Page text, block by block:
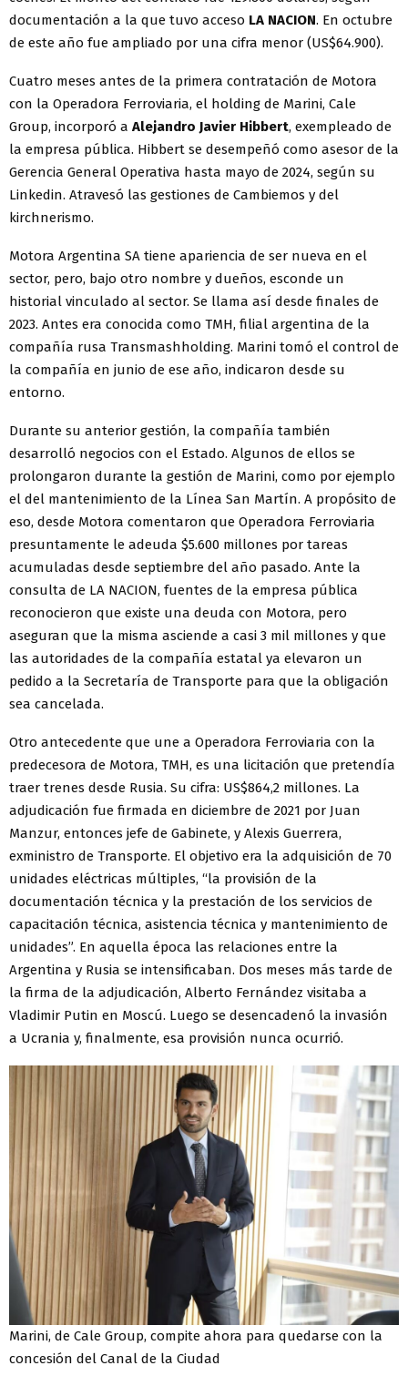
documentación a la que tuvo acceso LA NACION. En octubre
de este año fue ampliado por una cifra menor (US$64.900).
Cuatro meses antes de la primera contratación de Motora
con la Operadora Ferroviaria, el holding de Marini, Cale
Group, incorporó a Alejandro Javier Hibbert, exempleado de
la empresa pública. Hibbert se desempeñó como asesor de la
Gerencia General Operativa hasta mayo de 2024, según su
Linkedin. Atravesó las gestiones de Cambiemos y del
kirchnerismo.
Motora Argentina SA tiene apariencia de ser nueva en el
sector, pero, bajo otro nombre y dueños, esconde un
historial vinculado al sector. Se llama así desde finales de
2023. Antes era conocida como TMH, filial argentina de la
compañía rusa Transmashholding. Marini tomó el control de
la compañía en junio de ese año, indicaron desde su
entorno.
Durante su anterior gestión, la compañía también
desarrolló negocios con el Estado. Algunos de ellos se
prolongaron durante la gestión de Marini, como por ejemplo
el del mantenimiento de la Línea San Martín. A propósito de
eso, desde Motora comentaron que Operadora Ferroviaria
presuntamente le adeuda $5.600 millones por tareas
acumuladas desde septiembre del año pasado. Ante la
consulta de LA NACION, fuentes de la empresa pública
reconocieron que existe una deuda con Motora, pero
aseguran que la misma asciende a casi 3 mil millones y que
las autoridades de la compañía estatal ya elevaron un
pedido a la Secretaría de Transporte para que la obligación
sea cancelada.
Otro antecedente que une a Operadora Ferroviaria con la
predecesora de Motora, TMH, es una licitación que pretendía
traer trenes desde Rusia. Su cifra: US$864,2 millones. La
adjudicación fue firmada en diciembre de 2021 por Juan
Manzur, entonces jefe de Gabinete, y Alexis Guerrera,
exministro de Transporte. El objetivo era la adquisición de 70
unidades eléctricas múltiples, “la provisión de la
documentación técnica y la prestación de los servicios de
capacitación técnica, asistencia técnica y mantenimiento de
unidades”. En aquella época las relaciones entre la
Argentina y Rusia se intensificaban. Dos meses más tarde de
la firma de la adjudicación, Alberto Fernández visitaba a
Vladimir Putin en Moscú. Luego se desencadenó la invasión
a Ucrania y, finalmente, esa provisión nunca ocurrió.
Marini, de Cale Group, compite ahora para quedarse con la
concesión del Canal de la Ciudad